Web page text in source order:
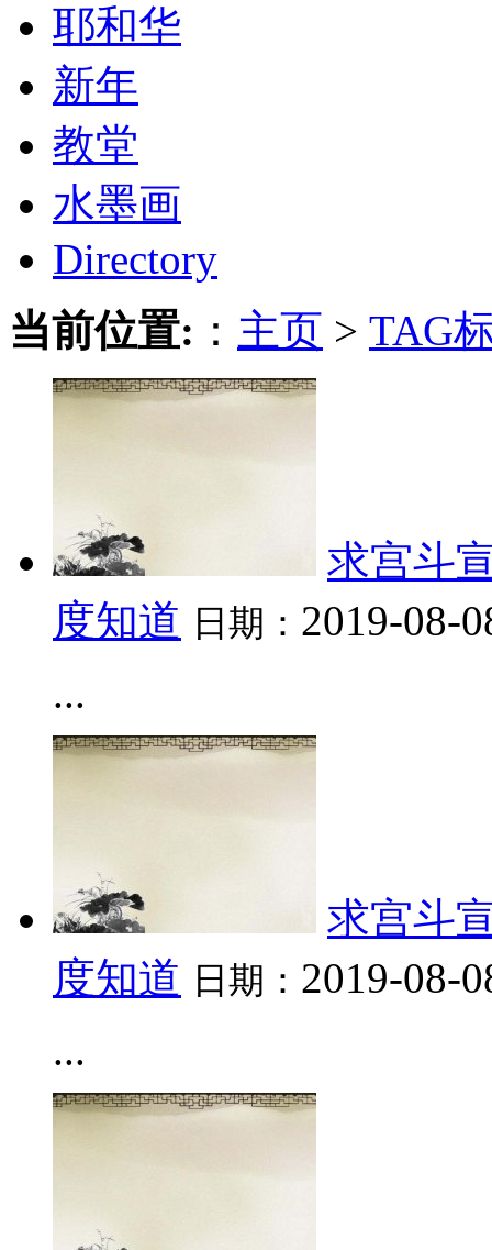
耶和华
新年
教堂
水墨画
Directory
当前位置: ： 主页 > TAG
求宫斗
度知道 日期： 2019-08-
...
求宫斗
度知道 日期： 2019-08-
...